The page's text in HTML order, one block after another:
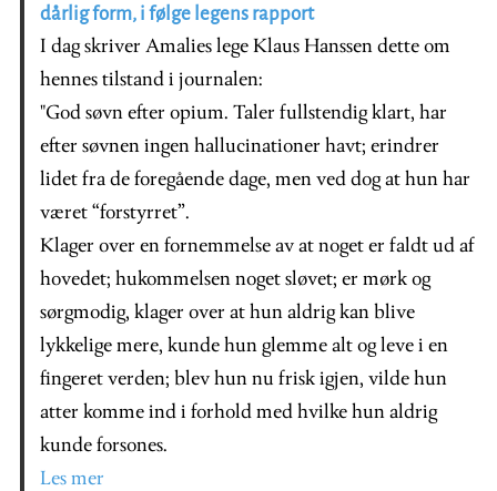
dårlig form, i følge legens rapport
I dag skriver Amalies lege Klaus Hanssen dette om
hennes tilstand i journalen:
"God søvn efter opium. Taler fullstendig klart, har
efter søvnen ingen hallucinationer havt; erindrer
lidet fra de foregående dage, men ved dog at hun har
været “forstyrret”.
Klager over en fornemmelse av at noget er faldt ud af
hovedet; hukommelsen noget sløvet; er mørk og
sørgmodig, klager over at hun aldrig kan blive
lykkelige mere, kunde hun glemme alt og leve i en
fingeret verden; blev hun nu frisk igjen, vilde hun
atter komme ind i forhold med hvilke hun aldrig
kunde forsones.
Les mer